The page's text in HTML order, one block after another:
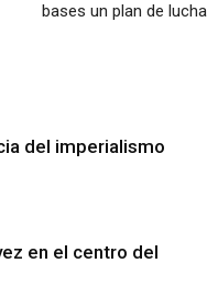
bases un plan de lucha
del imperialismo
en el centro del